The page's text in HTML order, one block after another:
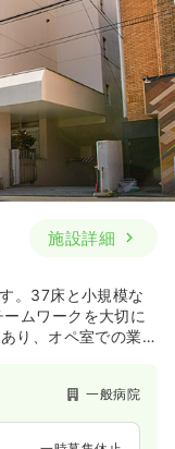
施設詳細
。37床と小規模な
ムワークを大切に
り、オペ室での業
一般病院